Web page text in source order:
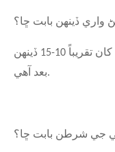
واري ڏينهن بابت ڇا؟
ج: ترسيل جي تاريخ ادائيگي جي وصولي کان تقريباً 10-15 ڏينهن
بعد آهي.
جي شرطن بابت ڇا؟